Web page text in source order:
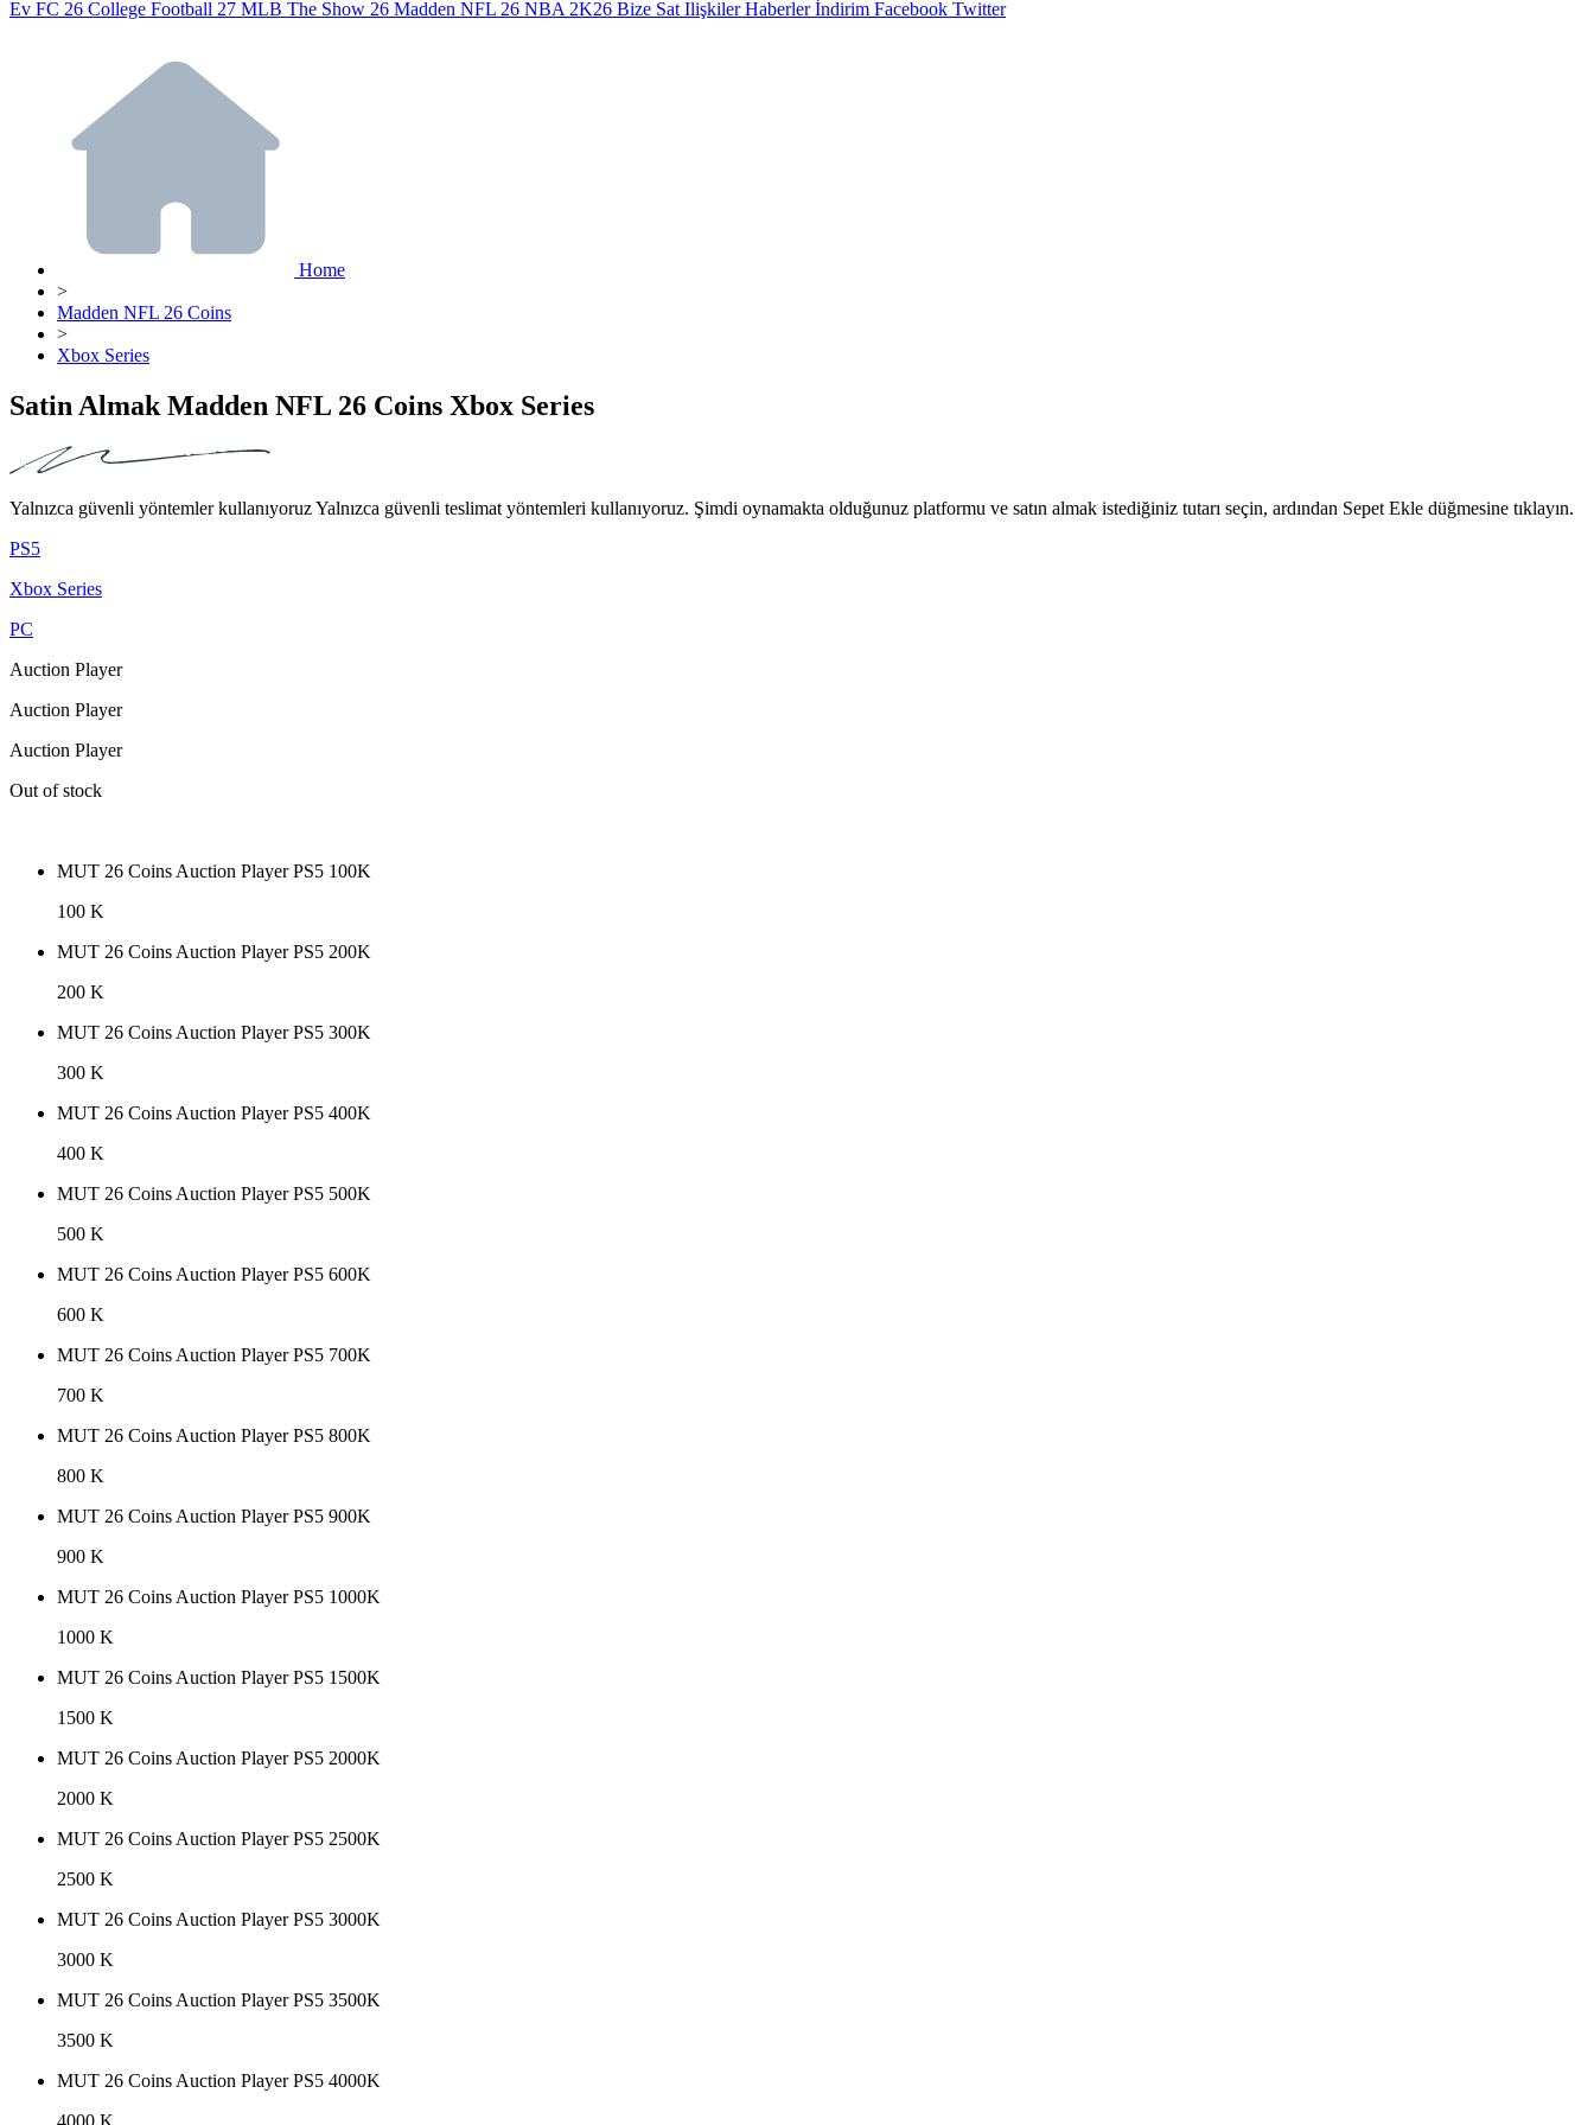
Ev FC 26 College Football 27 MLB The Show 26 Madden NFL 26 NBA 2K26 Bize Sat Ilişkiler Haberler İndirim Facebook Twitter
Home
>
Madden NFL 26 Coins
>
Xbox Series
Satin Almak Madden NFL 26 Coins Xbox Series
Yalnızca güvenli yöntemler kullanıyoruz Yalnızca güvenli teslimat yöntemleri kullanıyoruz. Şimdi oynamakta olduğunuz platformu ve satın almak istediğiniz tutarı seçin, ardından Sepet Ekle düğmesine tıklayın.
PS5
Xbox Series
PC
Auction Player
Auction Player
Auction Player
Out of stock
MUT 26 Coins Auction Player PS5 100K
100 K
MUT 26 Coins Auction Player PS5 200K
200 K
MUT 26 Coins Auction Player PS5 300K
300 K
MUT 26 Coins Auction Player PS5 400K
400 K
MUT 26 Coins Auction Player PS5 500K
500 K
MUT 26 Coins Auction Player PS5 600K
600 K
MUT 26 Coins Auction Player PS5 700K
700 K
MUT 26 Coins Auction Player PS5 800K
800 K
MUT 26 Coins Auction Player PS5 900K
900 K
MUT 26 Coins Auction Player PS5 1000K
1000 K
MUT 26 Coins Auction Player PS5 1500K
1500 K
MUT 26 Coins Auction Player PS5 2000K
2000 K
MUT 26 Coins Auction Player PS5 2500K
2500 K
MUT 26 Coins Auction Player PS5 3000K
3000 K
MUT 26 Coins Auction Player PS5 3500K
3500 K
MUT 26 Coins Auction Player PS5 4000K
4000 K